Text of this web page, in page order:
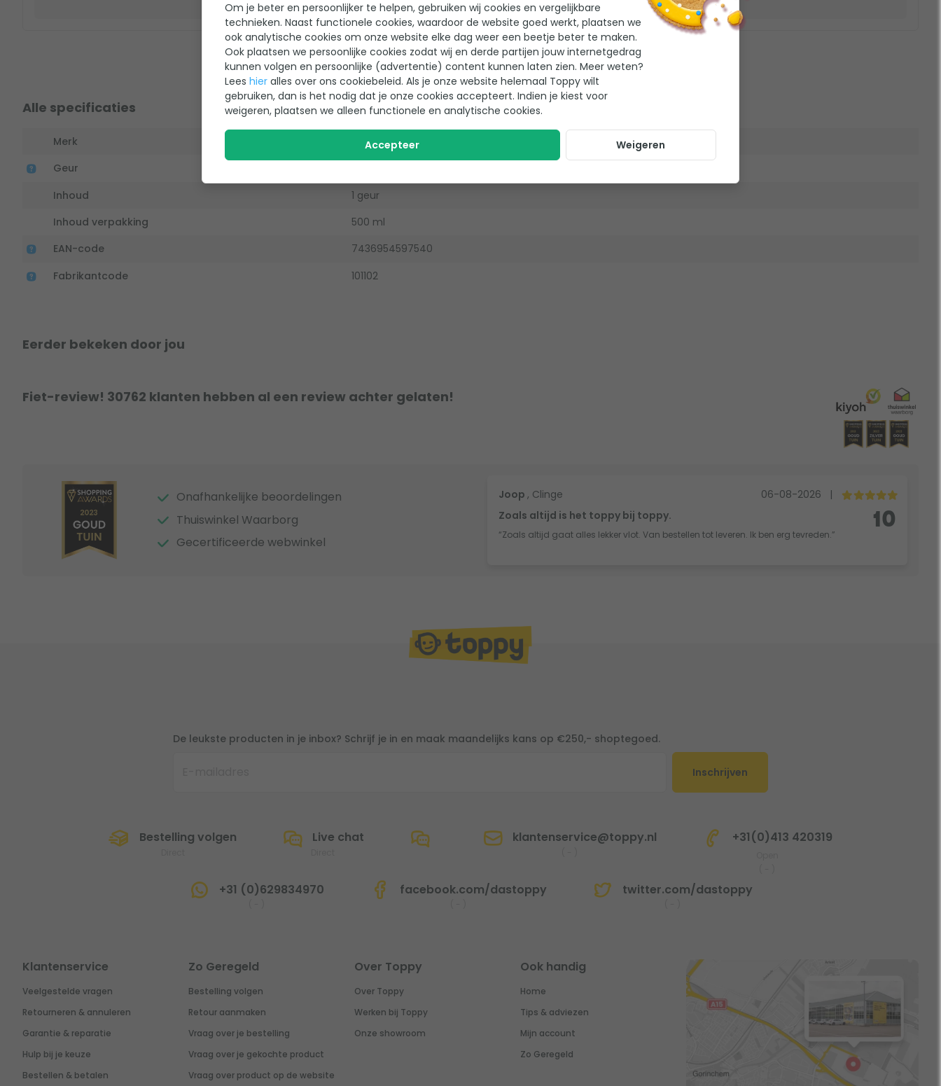
Alle specificaties
Merk
Careline
Geur
Inhoud
1 geur
Inhoud verpakking
500 ml
EAN-code
7436954597540
Fabrikantcode
101102
Eerder bekeken door jou
Fiet-review! 30762 klanten hebben al een review achter gelaten!
Onafhankelijke beoordelingen
Thuiswinkel Waarborg
Gecertificeerde webwinkel
Joop , Clinge 06-08-2026
|
Zoals altijd is het toppy bij toppy.
“Zoals altijd gaat alles lekker vlot. Van bestellen tot leveren. Ik ben erg tevreden.”
10
De leukste producten in je inbox? Schrijf je in en maak maandelijks kans op €250,- shoptegoed.
Inschrijven
Bestelling volgen Live chat klantenservice@toppy.nl +31(0)413 420319
+31 (0)629834970 facebook.com/dastoppy twitter.com/dastoppy
Klantenservice
Veelgestelde vragen
Retourneren & annuleren
Garantie & reparatie
Hulp bij je keuze
Bestellen & betalen
Zo Geregeld
Bestelling volgen
Retour aanmaken
Vraag over je bestelling
Vraag over je gekochte product
Vraag over product op de website
Over Toppy
Over Toppy
Werken bij Toppy
Onze showroom
Ook handig
Home
Tips & adviezen
Mijn account
Zo Geregeld
Om je beter en persoonlijker te helpen, gebruiken wij cookies en vergelijkbare
technieken. Naast functionele cookies, waardoor de website goed werkt, plaatsen we
ook analytische cookies om onze website elke dag weer een beetje beter te maken.
Ook plaatsen we persoonlijke cookies zodat wij en derde partijen jouw internetgedrag
kunnen volgen en persoonlijke (advertentie) content kunnen laten zien. Meer weten?
Lees hier alles over ons cookiebeleid. Als je onze website helemaal Toppy wilt
gebruiken, dan is het nodig dat je onze cookies accepteert. Indien je kiest voor
weigeren, plaatsen we alleen functionele en analytische cookies.
Accepteer Weigeren